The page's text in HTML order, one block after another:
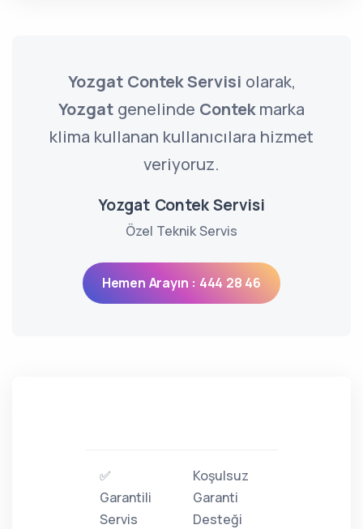
Yozgat Contek Servisi olarak,
Yozgat genelinde Contekmarka
klima kullanan kullanıcılara hizmet
veriyoruz.
Yozgat Contek Servisi
Özel Teknik Servis
Hemen Arayın : 444 28 46
✅
Garantili
Servis
Koşulsuz
Garanti
Desteği